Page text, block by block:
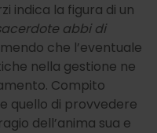
indica la figura di un
abbi di
che l’eventuale
nella gestione ne
Compito
quello di provvedere
dell’anima sua e